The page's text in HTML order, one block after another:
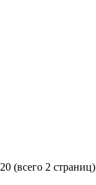
(всего 2 страниц)